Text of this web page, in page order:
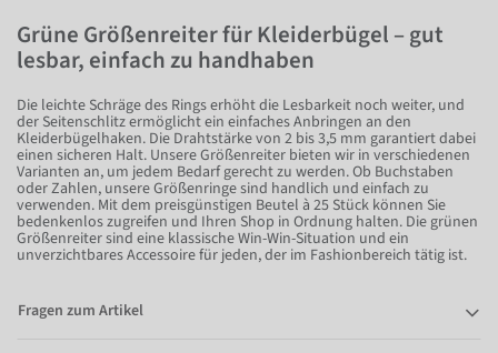
Grüne Größenreiter für Kleiderbügel – gut
lesbar, einfach zu handhaben
Die leichte Schräge des Rings erhöht die Lesbarkeit noch weiter, und
der Seitenschlitz ermöglicht ein einfaches Anbringen an den
Kleiderbügelhaken. Die Drahtstärke von 2 bis 3,5 mm garantiert dabei
einen sicheren Halt. Unsere Größenreiter bieten wir in verschiedenen
Varianten an, um jedem Bedarf gerecht zu werden. Ob Buchstaben
oder Zahlen, unsere Größenringe sind handlich und einfach zu
verwenden. Mit dem preisgünstigen Beutel à 25 Stück können Sie
bedenkenlos zugreifen und Ihren Shop in Ordnung halten. Die grünen
Größenreiter sind eine klassische Win-Win-Situation und ein
unverzichtbares Accessoire für jeden, der im Fashionbereich tätig ist.
Fragen zum Artikel